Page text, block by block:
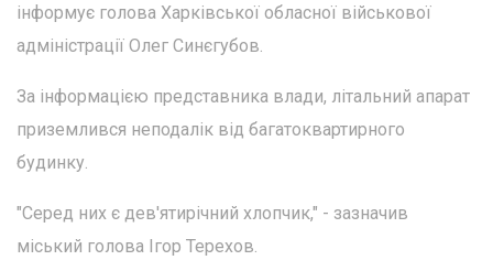
інформує голова Харківської обласної військової
адміністрації Олег Синєгубов.
За інформацією представника влади, літальний апарат
приземлився неподалік від багатоквартирного
будинку.
"Серед них є дев'ятирічний хлопчик," - зазначив
міський голова Ігор Терехов.